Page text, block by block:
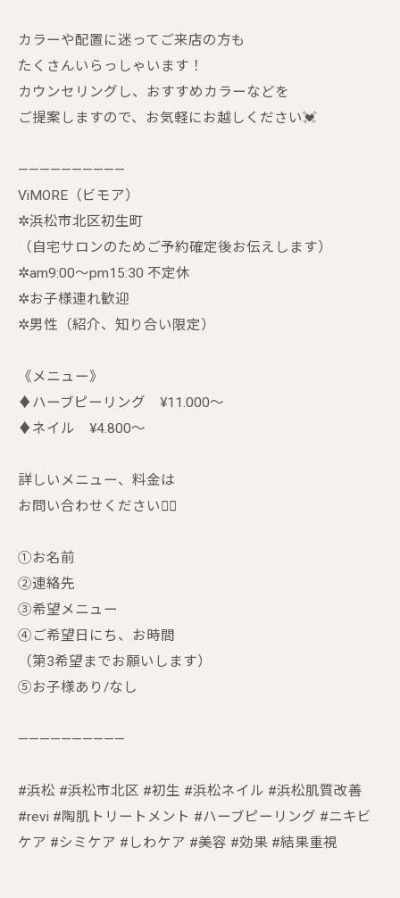
カラーや配置に迷ってご来店の方も
たくさんいらっしゃいます！
カウンセリングし、おすすめカラーなどを
ご提案しますので、お気軽にお越しください💓
——————————
ViMORE（ビモア）
✲︎浜松市北区初生町
（自宅サロンのためご予約確定後お伝えします）
✲︎am9:00〜pm15:30 不定休
✲︎お子様連れ歓迎
✲︎男性（紹介、知り合い限定）
《メニュー》
♦︎ハーブピーリング ¥11.000〜
♦︎ネイル ¥4.800〜
詳しいメニュー、料金は
お問い合わせください🙇‍♀️
①お名前
②連絡先
③希望メニュー
④ご希望日にち、お時間
（第3希望までお願いします）
⑤お子様あり/なし
——————————
#浜松 #浜松市北区 #初生 #浜松ネイル #浜松肌質改善
#revi #陶肌トリートメント #ハーブピーリング #ニキビ
ケア #シミケア #しわケア #美容 #効果 #結果重視